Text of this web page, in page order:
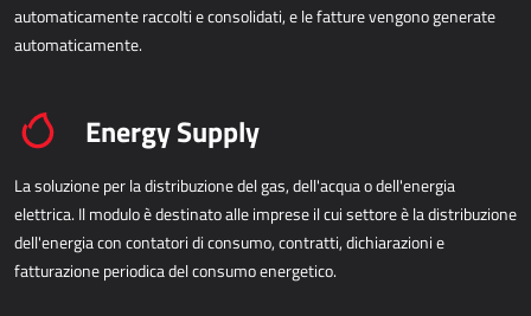
Power Registration & Planning
Microsoft Dynamics 365 Buste Paga
automaticamente raccolti e consolidati, e le fatture vengono generate
automaticamente.
Energy Supply
La soluzione per la distribuzione del gas, dell'acqua o dell'energia
elettrica. Il modulo è destinato alle imprese il cui settore è la distribuzione
dell'energia con contatori di consumo, contratti, dichiarazioni e
fatturazione periodica del consumo energetico.